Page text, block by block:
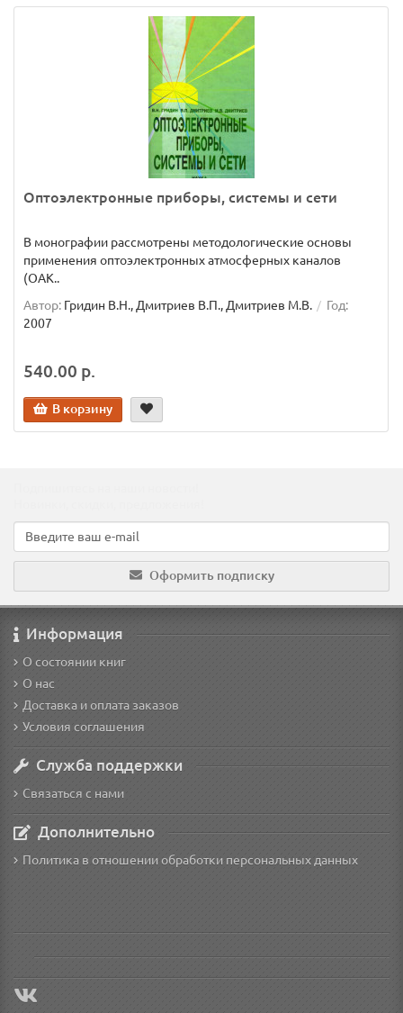
Оптоэлектронные приборы, системы и сети
В монографии рассмотрены методологические основы
применения оптоэлектронных атмосферных каналов
(OAK..
Автор: Гридин В.Н., Дмитриев В.П., Дмитриев М.В.
Год:
2007
540.00 р.
В корзину
Оформить подписку
Информация
О состоянии книг
О нас
Доставка и оплата заказов
Условия соглашения
Служба поддержки
Связаться с нами
Дополнительно
Политика в отношении обработки персональных данных